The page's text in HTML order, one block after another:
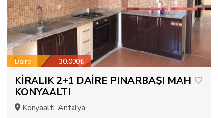
Daire 30.000₺
KİRALIK 2+1 DAİRE PINARBAŞI MAH
KONYAALTI
Konyaaltı, Antalya